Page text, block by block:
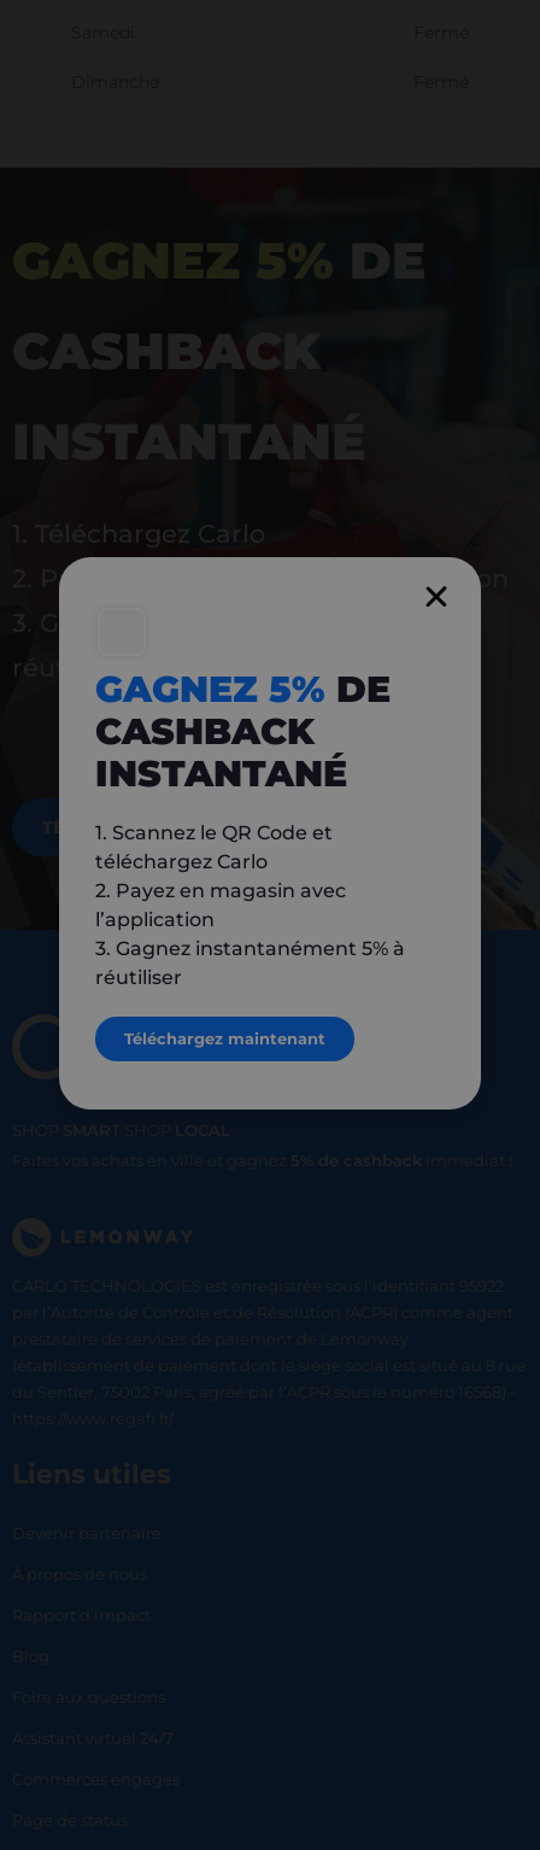
GAGNEZ 5% DE
CASHBACK
INSTANTANÉ
1. Téléchargez Carlo
2. Payez en magasin avec l’application
3. Gagnez instantanément 5 % à
réutiliser
TÉLÉCHARGEZ MAINTENANT
SHOP SMART SHOP
LOCAL
Faites vos achats en ville et gagnez 5% de cashback immediat !
CARLO TECHNOLOGIES est enregistrée sous l'identifiant 95922
par l’Autorité de Contrôle et de Résolution (ACPR) comme agent
prestataire de services de paiement de Lemonway
(établissement de paiement dont le siège social est situé au 8 rue
du Sentier, 75002 Paris, agréé par l’ACPR sous le numéro 16568) -
https://www.regafi.fr/
Liens utiles
Devenir partenaire
À propos de nous
Rapport d’impact
Blog
Foire aux questions
Assistant virtuel 24/7
Commerces engagés
Page de status
GAGNEZ 5% DE
CASHBACK
INSTANTANÉ
1. Scannez le QR Code et
téléchargez Carlo
2. Payez en magasin avec
l’application
3. Gagnez instantanément 5% à
réutiliser
Téléchargez maintenant